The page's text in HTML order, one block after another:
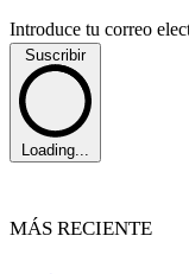
Introduce tu correo
Suscribir
Loading...
MÁS RECIENTE